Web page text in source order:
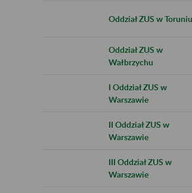
Oddział ZUS w Toruniu
Oddział ZUS w
Wałbrzychu
I Oddział ZUS w
Warszawie
II Oddział ZUS w
Warszawie
III Oddział ZUS w
Warszawie